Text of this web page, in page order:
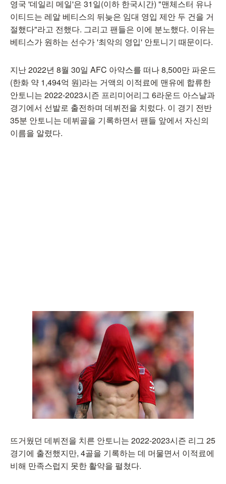
영국 '데일리 메일'은 31일(이하 한국시간) "맨체스터 유나
이티드는 레알 베티스의 뒤늦은 임대 영입 제안 두 건을 거
절했다"라고 전했다. 그리고 팬들은 이에 분노했다. 이유는
베티스가 원하는 선수가 '최악의 영입' 안토니기 때문이다.
지난 2022년 8월 30일 AFC 아약스를 떠나 8,500만 파운드
(한화 약 1,494억 원)라는 거액의 이적료에 맨유에 합류한
안토니는 2022-2023시즌 프리미어리그 6라운드 아스날과
경기에서 선발로 출전하며 데뷔전을 치렀다. 이 경기 전반
35분 안토니는 데뷔골을 기록하면서 팬들 앞에서 자신의
이름을 알렸다.
뜨거웠던 데뷔전을 치른 안토니는 2022-2023시즌 리그 25
경기에 출전했지만, 4골을 기록하는 데 머물면서 이적료에
비해 만족스럽지 못한 활약을 펼쳤다.